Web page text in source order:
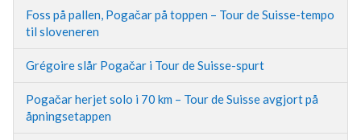
Foss på pallen, Pogačar på toppen – Tour de Suisse-tempo
til sloveneren
Grégoire slår Pogačar i Tour de Suisse-spurt
Pogačar herjet solo i 70 km – Tour de Suisse avgjort på
åpningsetappen